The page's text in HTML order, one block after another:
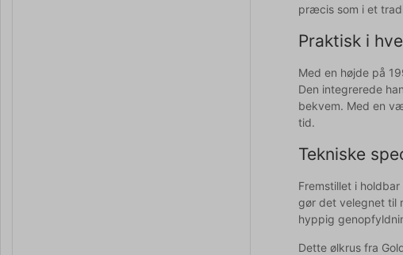
præcis som i et
Praktisk i
Med en højde på
Den integrerede
bekvem. Med en
tid.
Tekniske
Fremstillet i
gør det velegnet til
hyppig
Dette ølkrus fra